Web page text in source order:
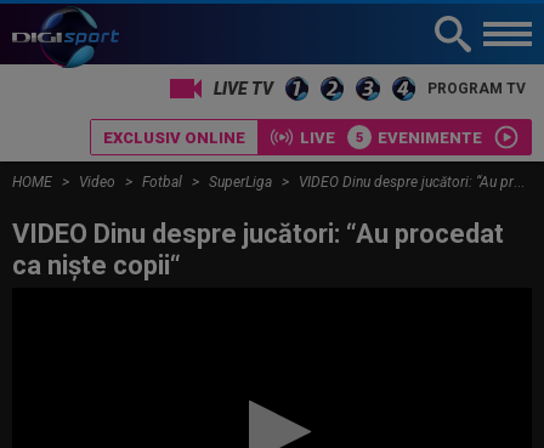
LIVE TV PROGRAM TV
EXCLUSIV ONLINE LIVE EVENIMENTE
HOME Video Fotbal SuperLiga VIDEO Dinu despre jucători: “Au procedat ca niște copii“
VIDEO Dinu despre jucători: “Au procedat
ca niște copii“